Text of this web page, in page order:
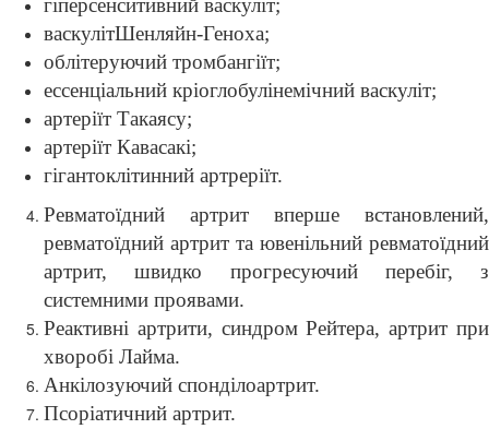
гіперсенситивний васкуліт;
васкулітШенляйн-Геноха;
облітеруючий тромбангіїт;
ессенціальний кріоглобулінемічний васкуліт;
артеріїт Такаясу;
артеріїт Кавасакі;
гігантоклітинний артреріїт.
Ревматоїдний артрит вперше встановлений,
ревматоїдний артрит та ювенільний ревматоїдний
артрит, швидко прогресуючий перебіг, з
системними проявами.
Реактивні артрити, синдром Рейтера, артрит при
хворобі Лайма.
Анкілозуючий спонділоартрит.
Псоріатичний артрит.